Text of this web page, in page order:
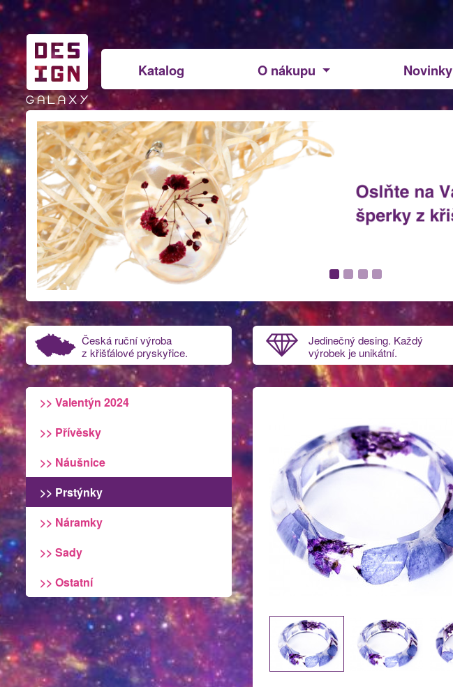
Katalog O nákupu Novinky
Česká ruční výroba
z křišťálové pryskyřice.
Jedinečný desing. Každý
výrobek je unikátní.
>> Valentýn 2024
>> Přívěsky
>> Náušnice
>> Prstýnky
>> Náramky
>> Sady
>> Ostatní